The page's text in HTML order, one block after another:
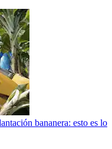
bananera: esto es lo